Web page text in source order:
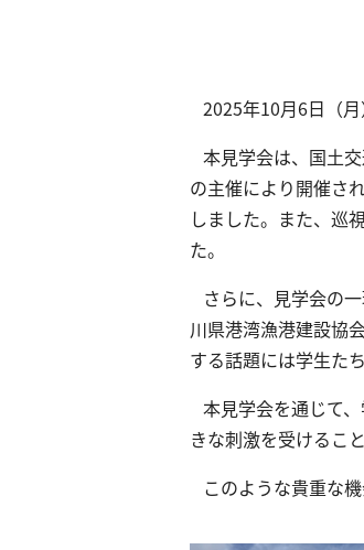
2025年10月6日（
本見学会は、国土
の主催により開催さ
しました。また、巡
た。
さらに、見学会の
川県港湾漁港建設協
する話題には学生た
本見学会を通じて
きな刺激を受けるこ
このような貴重な